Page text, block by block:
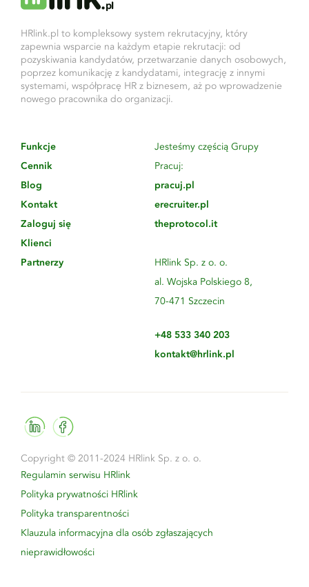
HRlink.pl to kompleksowy system rekrutacyjny, który
zapewnia wsparcie na każdym etapie rekrutacji: od
pozyskiwania kandydatów, przetwarzanie danych osobowych,
poprzez komunikację z kandydatami, integrację z innymi
systemami, współpracę HR z biznesem, aż po wprowadzenie
nowego pracownika do organizacji.
Funkcje
Cennik
Blog
Kontakt
Zaloguj się
Klienci
Partnerzy
Jesteśmy częścią Grupy
Pracuj:
pracuj.pl
erecruiter.pl
theprotocol.it
HRlink Sp. z o. o.
al. Wojska Polskiego 8,
70-471 Szczecin
+48 533 340 203
kontakt@hrlink.pl
Copyright © 2011-2024 HRlink Sp. z o. o.
Regulamin serwisu HRlink
Polityka prywatności HRlink
Polityka transparentności
Klauzula informacyjna dla osób zgłaszających
nieprawidłowości